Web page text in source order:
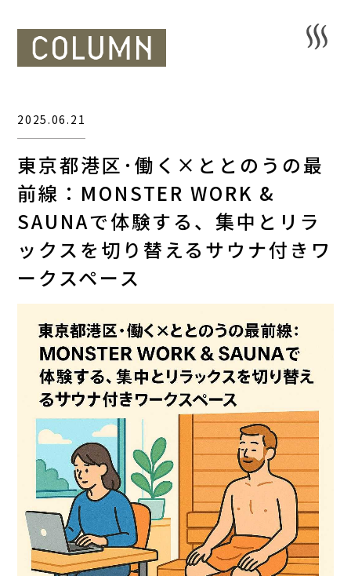
TOP
サウナ
宿泊
東京都港区･働く×ととのうの最
前線：MONSTER WORK &
SAUNAで体験する、集中とリラ
ックスを切り替えるサウナ付きワ
ークスペース
2025.06.21